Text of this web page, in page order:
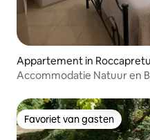
Appartement in
Accommodatie Natuur en
Favoriet van gasten
Favoriet van gasten